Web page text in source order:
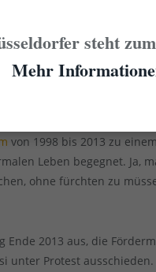
Über viele Jahre
nach und nach die
Opfer. Nach einer
in Kooperation von
von Kunst und Wirtschaft
erst das kongeniale Duo
Konzept an die Seite zu
von 1998 bis 2013 zu einem
Leben begegnet. Ja,
ohne fürchten zu
Ende 2013 aus, die
unter Protest ausschieden.
steht
Mehr